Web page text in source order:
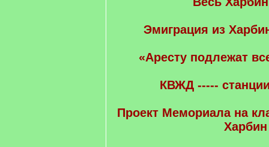
Эмиграция из
«Аресту подлежат
КВЖД -----
Проект Мемориала на
Харбин